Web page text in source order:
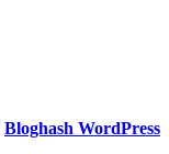
Bloghash WordPress